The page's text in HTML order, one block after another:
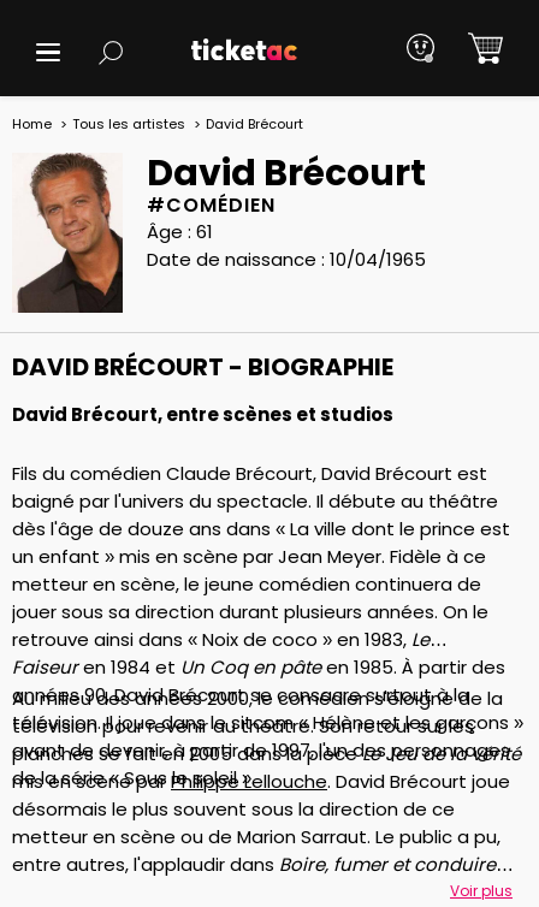
Home Tous les artistes David Brécourt
David Brécourt
#COMÉDIEN
Âge : 61
Date de naissance : 10/04/1965
DAVID BRÉCOURT - BIOGRAPHIE
David Brécourt, entre scènes et studios
Fils du comédien Claude Brécourt, David Brécourt est
baigné par l'univers du spectacle. Il débute au théâtre
dès l'âge de douze ans dans « La ville dont le prince est
un enfant » mis en scène par Jean Meyer. Fidèle à ce
metteur en scène, le jeune comédien continuera de
jouer sous sa direction durant plusieurs années. On le
retrouve ainsi dans « Noix de coco » en 1983, Le
Faiseuren 1984 et Un Coq en pâteen 1985. À partir des
années 90, David Brécourt se consacre surtout à la
télévision. Il joue dans le sitcom « Hélène et les garçons »
avant de devenir, à partir de 1997, l'un des personnages
de la série « Sous le soleil ».
Au milieu des années 2000, le comédien s'éloigne de la
télévision pour revenir au théâtre. Son retour sur les
planches se fait en 2005 dans la pièceLe Jeu de la vérité
mis en scène parPhilippe Lellouche. David Brécourt joue
désormais le plus souvent sous la direction de ce
metteur en scène ou de Marion Sarraut. Le public a pu,
entre autres, l'applaudir dans Boire, fumer et conduire
. L'acteur
Voir plus